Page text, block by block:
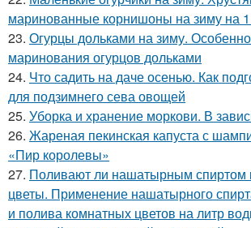
маринованные корнишоны на зиму на
23. Огурцы дольками на зиму.
маринования огурцов дольками
24. Что садить на даче осенью. Как
для подзимнего сева овощей
25. Уборка и хранение моркови. В
26. Жареная пекинская капуста с
«Пир королевы»
27. Поливают ли нашатырным спиртом
цветы. Применение нашатырного
и полива комнатных цветов на литр